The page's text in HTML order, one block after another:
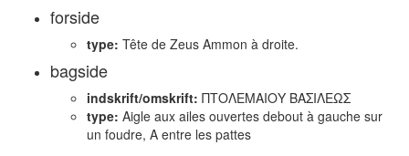
forside
type: Tête de Zeus Ammon à droite.
bagside
indskrift/omskrift: ΠΤΟΛΕΜΑΙΟΥ ΒΑΣΙΛΕΩΣ
type: Aigle aux ailes ouvertes debout à gauche sur
un foudre, A entre les pattes